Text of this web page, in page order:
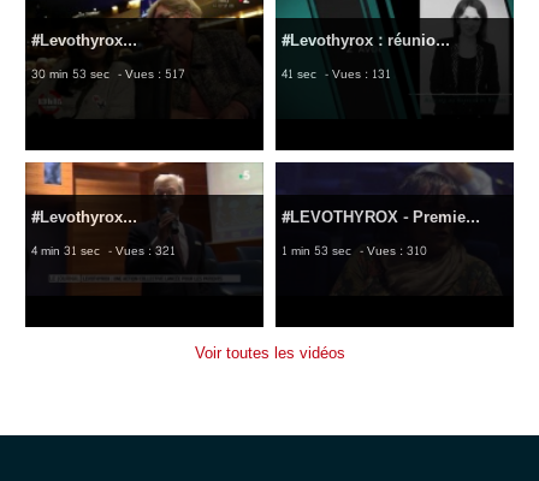
#Levothyrox...
30 min 53 sec - Vues : 517
#Levothyrox : réunio...
41 sec - Vues : 131
#Levothyrox...
4 min 31 sec - Vues : 321
#LEVOTHYROX - Premie...
1 min 53 sec - Vues : 310
Voir toutes les vidéos